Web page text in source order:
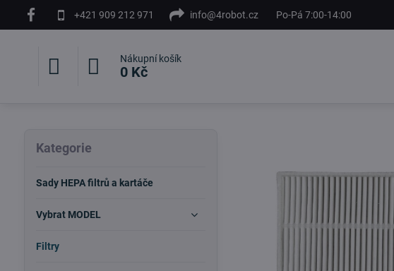
+421 909 212 971 info@4robot.cz Po-Pá 7:00-14:00
Nákupní košík
0 Kč
Kategorie
Sady HEPA filtrů a kartáče
Vybrat MODEL
Filtry